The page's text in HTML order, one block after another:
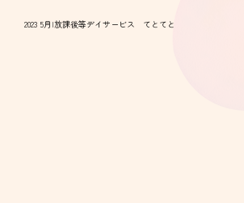
2023 5月|放課後等デイサービス てとてと